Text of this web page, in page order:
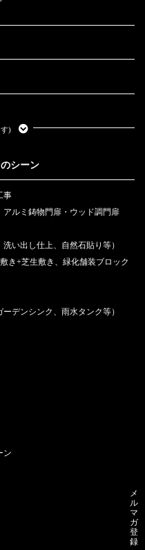
)
シーン
事
ルミ鋳物門扉・ウッド調門扉
い出し仕上、自然石貼り等）
き+芝生敷き、緑化舗装ブロック
デンシンク、雨水タンク等）
ン
メ
ル
マ
ガ
登
録